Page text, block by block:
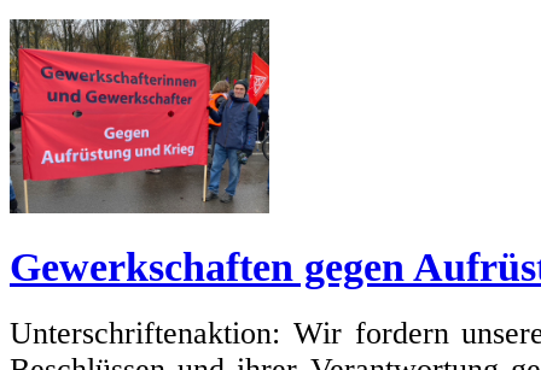
Gewerkschaften gegen
Unterschriftenaktion: Wir fordern